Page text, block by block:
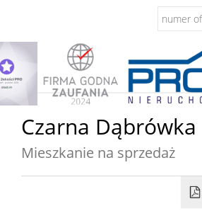
Czarna Dąbrówka
Mieszkanie na sprzedaż